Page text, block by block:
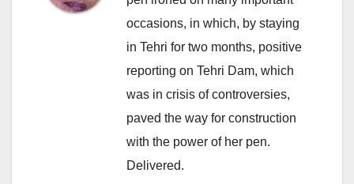
occasions, in which, by staying
in Tehri for two months, positive
reporting on Tehri Dam, which
was in crisis of controversies,
paved the way for construction
with the power of her pen.
Delivered.